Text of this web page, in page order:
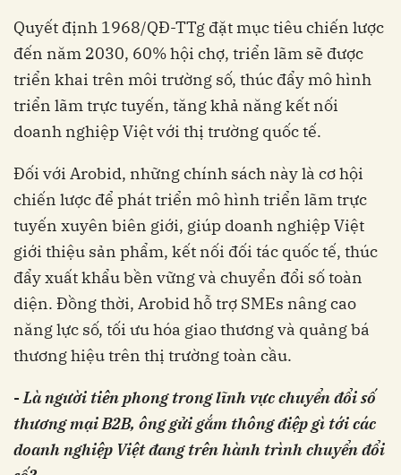
Quyết định 1968/QĐ-TTg đặt mục tiêu chiến lược
đến năm 2030, 60% hội chợ, triển lãm sẽ được
triển khai trên môi trường số, thúc đẩy mô hình
triển lãm trực tuyến, tăng khả năng kết nối
doanh nghiệp Việt với thị trường quốc tế.
Đối với Arobid, những chính sách này là cơ hội
chiến lược để phát triển mô hình triển lãm trực
tuyến xuyên biên giới, giúp doanh nghiệp Việt
giới thiệu sản phẩm, kết nối đối tác quốc tế, thúc
đẩy xuất khẩu bền vững và chuyển đổi số toàn
diện. Đồng thời, Arobid hỗ trợ SMEs nâng cao
năng lực số, tối ưu hóa giao thương và quảng bá
thương hiệu trên thị trường toàn cầu.
-Là người tiên phong trong lĩnh vực chuyển đổi số
thương mại B2B, ông gửi gắm thông điệp gì tới các
doanh nghiệp Việt đang trên hành trình chuyển đổi